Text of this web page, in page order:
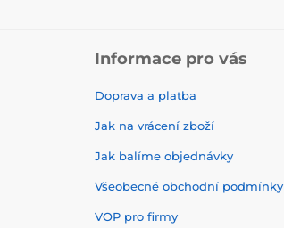
Informace pro vás
Doprava a platba
Jak na vrácení zboží
Jak balíme objednávky
Všeobecné obchodní podmínky
VOP pro firmy